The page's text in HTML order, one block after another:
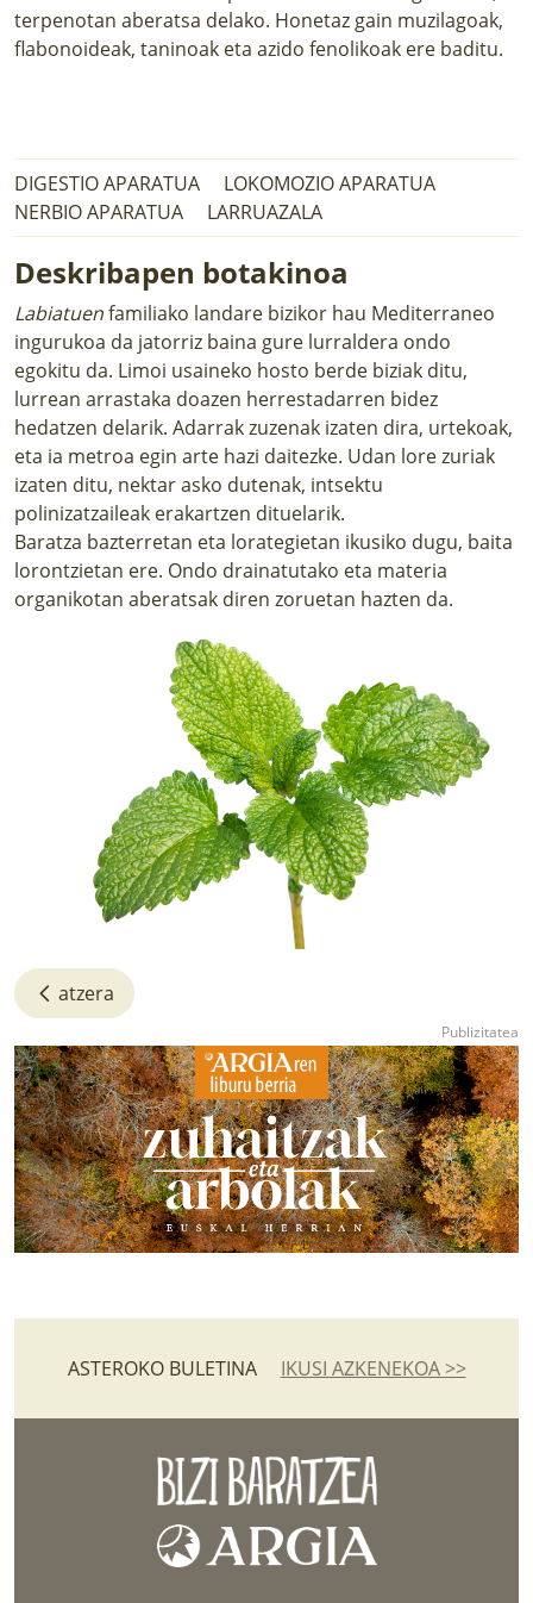
terpenotan aberatsa delako. Honetaz gain muzilagoak,
flabonoideak, taninoak eta azido fenolikoak ere baditu.
DIGESTIO APARATUA
LOKOMOZIO APARATUA
NERBIO APARATUA
LARRUAZALA
Deskribapen botakinoa
Labiatuenfamiliako landare bizikor hau Mediterraneo
ingurukoa da jatorriz baina gure lurraldera ondo
egokitu da. Limoi usaineko hosto berde biziak ditu,
lurrean arrastaka doazen herrestadarren bidez
hedatzen delarik. Adarrak zuzenak izaten dira, urtekoak,
eta ia metroa egin arte hazi daitezke. Udan lore zuriak
izaten ditu, nektar asko dutenak, intsektu
polinizatzaileak erakartzen dituelarik.
Baratza bazterretan eta lorategietan ikusiko dugu, baita
lorontzietan ere. Ondo drainatutako eta materia
organikotan aberatsak diren zoruetan hazten da.
atzera
ASTEROKO BULETINA IKUSI AZKENEKOA >>